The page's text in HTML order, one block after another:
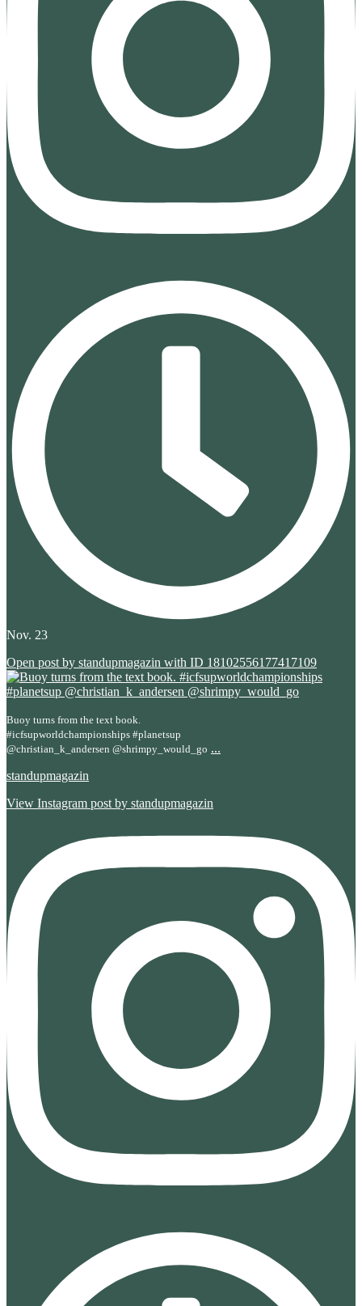
Nov. 23
Open post by standupmagazin with ID 18102556177417109
Buoy turns from the text book.
#icfsupworldchampionships #planetsup
@christian_k_andersen @shrimpy_would_go ...
standupmagazin
View Instagram post by standupmagazin